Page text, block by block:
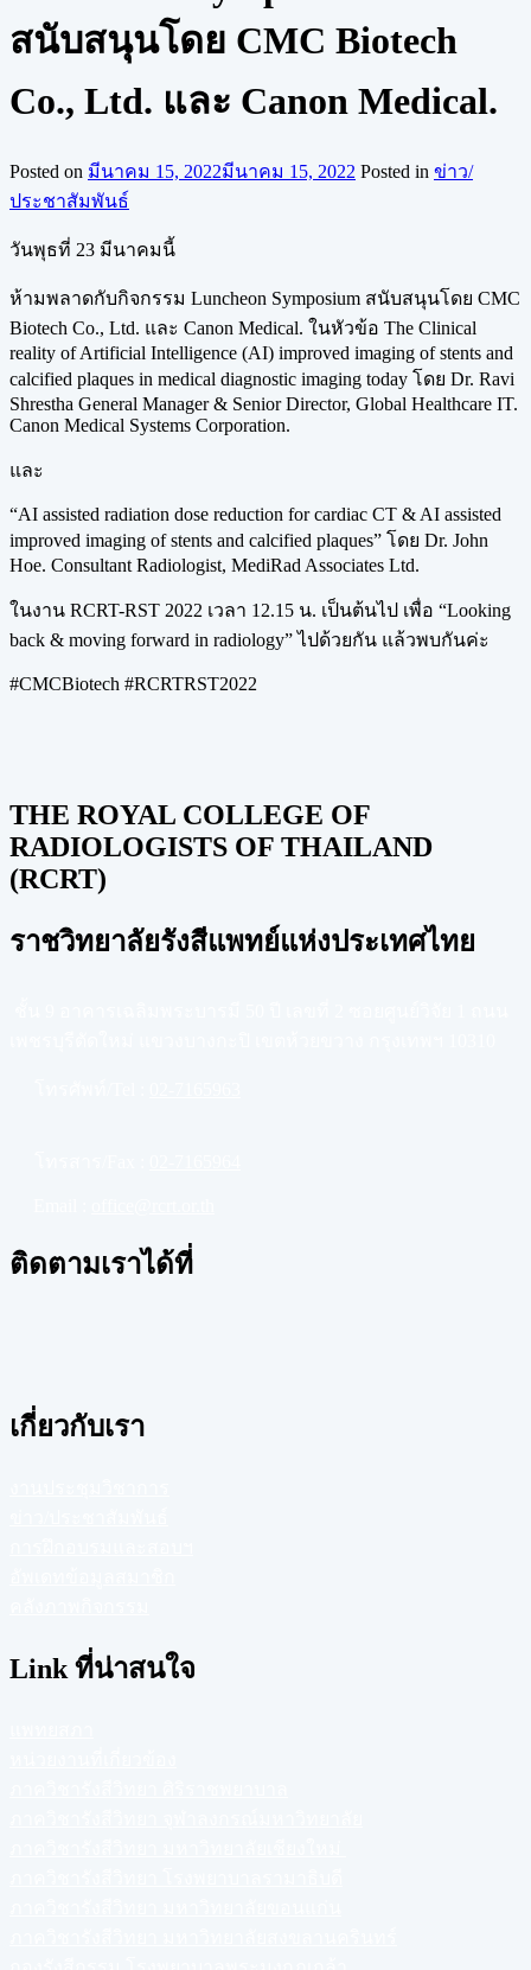
สนับสนุนโดย CMC Biotech
Co., Ltd. และ Canon Medical.
Posted on มีนาคม 15, 2022มีนาคม 15, 2022 Posted in ข่าว/
ประชาสัมพันธ์
วันพุธที่ 23 มีนาคมนี้
ห้ามพลาดกับกิจกรรม Luncheon Symposium สนับสนุนโดย CMC
Biotech Co., Ltd. และ Canon Medical. ในหัวข้อ The Clinical
reality of Artificial Intelligence (AI) improved imaging of stents and
calcified plaques in medical diagnostic imaging today โดย Dr. Ravi
Shrestha General Manager & Senior Director, Global Healthcare IT.
Canon Medical Systems Corporation.
และ
“AI assisted radiation dose reduction for cardiac CT & AI assisted
improved imaging of stents and calcified plaques” โดย Dr. John
Hoe. Consultant Radiologist, MediRad Associates Ltd.
ในงาน RCRT-RST 2022 เวลา 12.15 น. เป็นต้นไป เพื่อ “Looking
back & moving forward in radiology” ไปด้วยกัน แล้วพบกันค่ะ
#CMCBiotech #RCRTRST2022
THE ROYAL COLLEGE OF
RADIOLOGISTS OF THAILAND
(RCRT)
ราชวิทยาลัยรังสีแพทย์แห่งประเทศไทย
ติดตามเราได้ที่
เกี่ยวกับเรา
Link ที่น่าสนใจ